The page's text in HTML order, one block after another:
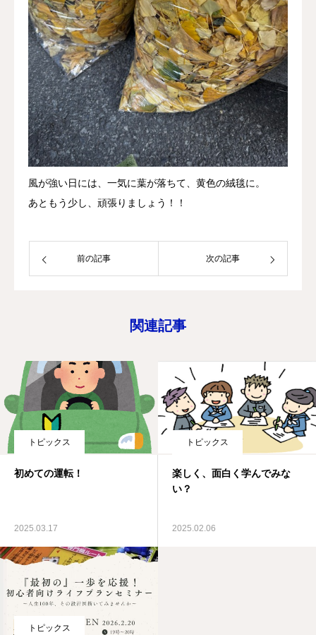
風が強い日には、一気に葉が落ちて、黄色の絨毯に。
あともう少し、頑張りましょう！！
前の記事 次の記事
関連記事
トピックス
初めての運転！
2025.03.17
トピックス
楽しく、面白く学んでみな
い？
2025.02.06
トピックス